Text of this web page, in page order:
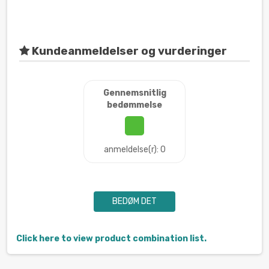
Kundeanmeldelser og vurderinger
Gennemsnitlig
bedømmelse
anmeldelse(r): 0
BEDØM DET
Click here to view product combination list.